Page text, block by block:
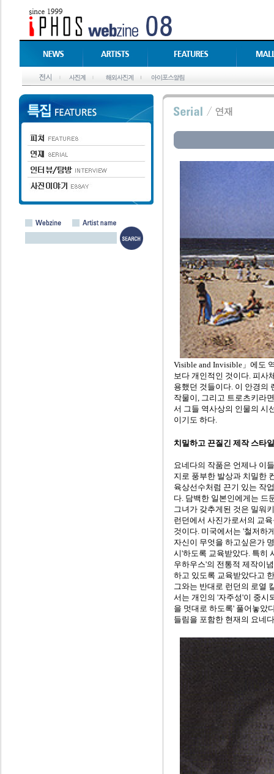
Visible and Invisible」에도
보다 개인적인 것이다. 피사
용했던 것들이다. 이 안경의
작물이, 그리고 트로츠키라
서 그들 역사상의 인물의 시
이기도 하다.
치밀하고 끈질긴 제작 스타일
요네다의 작품은 언제나 이
지로 풍부한 발상과 치밀한
육상선수처럼 끈기 있는 작
다. 담백한 일본인에게는 드
그녀가 갖추게된 것은 밀워
런던에서 사진가로서의 교
것이다. 미국에서는 '철저하
자신이 무엇을 하고싶은가
시'하도록 교육받았다. 특히
우하우스'의 전통적 제작이
하고 있도록 교육받았다고
그와는 반대로 런던의 로열
서는 개인의 '자주성'이 중시
을 멋대로 하도록' 풀어놓았
들림을 포함한 현재의 요네